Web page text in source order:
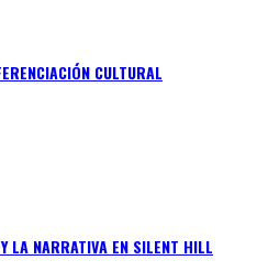
CULTURAL
LA NARRATIVA EN SILENT HILL